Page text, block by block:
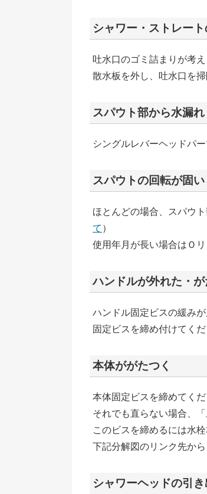
シャワー・ストレー
吐水口のゴミ詰まりが考え
散水板を外し、吐水口を掃
スパウト部から水漏れ
シングルレバーヘッドパ
スパウトの回転が固い
ほとんどの場合、スパウ
て ）
使用年月が長い場合はＯ
ハンドルが外れた・が
ハンドル固定ビスの緩みが
固定ビスを締め付けてくだ
本体ががたつく
本体固定ビスを締めてくだ
それでも直らない場合、
このビスを締めるには水
下記分解図のリンク先か
シャワーヘッドの引